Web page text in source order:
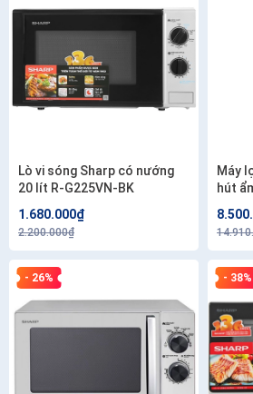
Lò vi sóng Sharp có nướng
20 lít R-G225VN-BK
1.680.000₫
2.200.000₫
Máy
hút
- 26% - 38%